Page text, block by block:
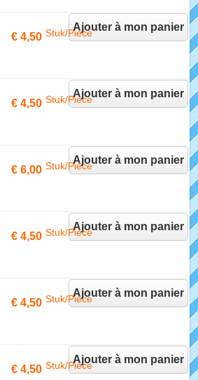
Ajouter à mon panier
€ 4,50 Stuk/Pièce
Ajouter à mon panier
€ 4,50 Stuk/Pièce
Ajouter à mon panier
€ 6,00 Stuk/Pièce
Ajouter à mon panier
€ 4,50 Stuk/Pièce
Ajouter à mon panier
€ 4,50 Stuk/Pièce
Ajouter à mon panier
€ 4,50 Stuk/Pièce